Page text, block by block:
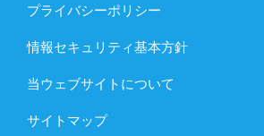
プライバシーポリシー
情報セキュリティ基本方針
当ウェブサイトについて
サイトマップ